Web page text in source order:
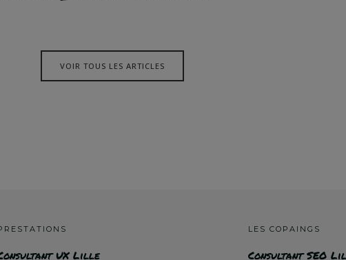
VOIR TOUS LES ARTICLES
UX Lille
LES COPAINGS
Consultant SEO